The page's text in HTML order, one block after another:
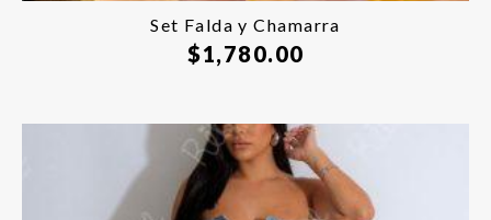
Set Falda y Chamarra
$1,780.00